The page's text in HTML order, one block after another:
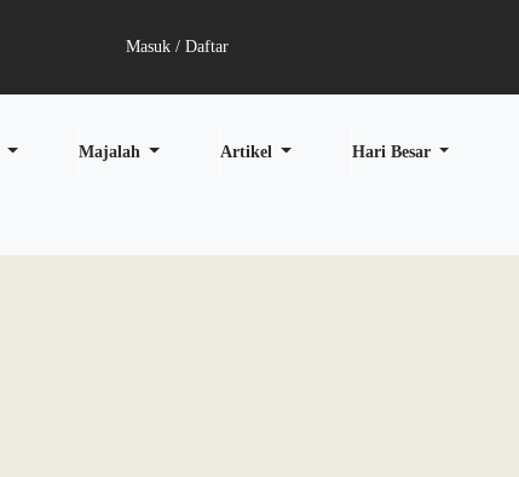
Masuk / Daftar
Majalah Artikel Hari Besar